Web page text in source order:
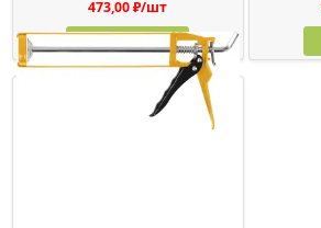
473,00 ₽/шт
Купить